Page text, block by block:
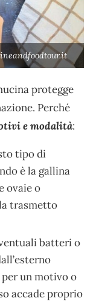
protegge
Perché
e modalità:
tipo di
è la gallina
ovaie o
trasmetto
batteri o
un motivo o
accade proprio